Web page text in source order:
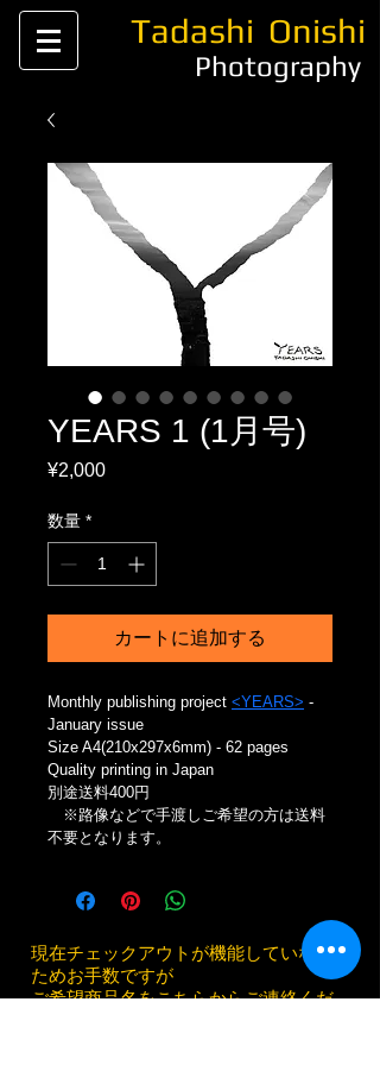
Tadashi Onishi
Photography
YEARS 1 (1月号)
¥2,000価
数量 *
カートに追加する
​Monthly publishing project <YEARS> -
January issue
Size A4(210x297x6mm) - 62 pages
Quality printing in Japan
別途送料400円
※路像などで手渡しご希望の方は送料
不要となります。
現在チェックアウトが機能していない
ためお手数ですが
ご希望商品名をこちらからご連絡くだ